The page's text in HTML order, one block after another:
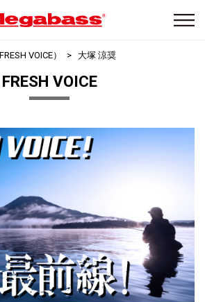
VOICE） 大塚 涼奨
FRESH VOICE